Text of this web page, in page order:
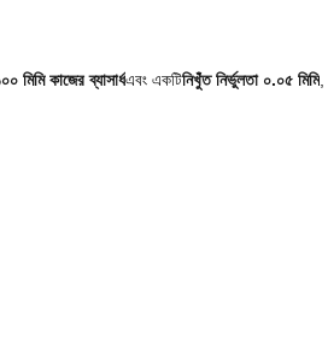
মিমি কাজের ব্যাসার্ধএবং একটিনিখুঁত নির্ভুলতা ০.০৫ মিমি